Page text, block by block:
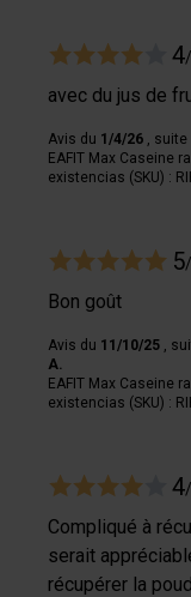
qui peuvent
collectées lors de
4
avec du jus de
Avis du 1/4/26 ,
EAFIT Max Caseine
existencias (SKU) :
5
Bon goût
Avis du 11/10/25 ,
A.
EAFIT Max Caseine
existencias (SKU) :
4
Compliqué à
serait
récupérer la